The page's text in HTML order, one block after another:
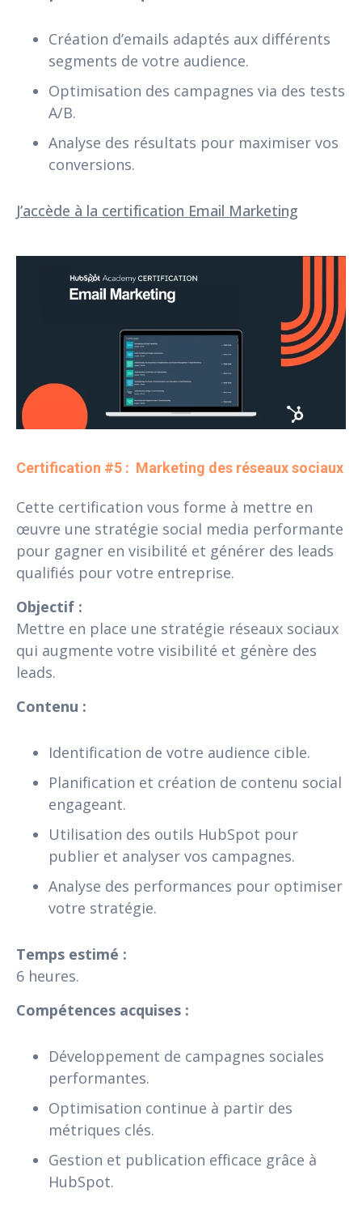
Création d’emails adaptés aux différents
segments de votre audience.
Optimisation des campagnes via des tests
A/B.
Analyse des résultats pour maximiser vos
conversions.
J’accède à la certification Email Marketing
Certification #5 :  Marketing des réseaux sociaux
Cette certification vous forme à mettre en
œuvre une stratégie social media performante
pour gagner en visibilité et générer des leads
qualifiés pour votre entreprise.
Objectif :
Mettre en place une stratégie réseaux sociaux
qui augmente votre visibilité et génère des
leads.
Contenu :
Identification de votre audience cible.
Planification et création de contenu social
engageant.
Utilisation des outils HubSpot pour
publier et analyser vos campagnes.
Analyse des performances pour optimiser
votre stratégie.
Temps estimé :
6 heures.
Compétences acquises :
Développement de campagnes sociales
performantes.
Optimisation continue à partir des
métriques clés.
Gestion et publication efficace grâce à
HubSpot.